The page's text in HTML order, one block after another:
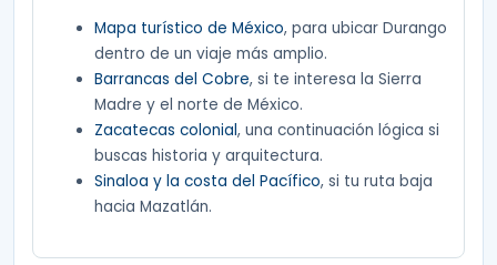
Mapa turístico de México, para ubicar Durango
dentro de un viaje más amplio.
Barrancas del Cobre, si te interesa la Sierra
Madre y el norte de México.
Zacatecas colonial, una continuación lógica si
buscas historia y arquitectura.
Sinaloa y la costa del Pacífico, si tu ruta baja
hacia Mazatlán.